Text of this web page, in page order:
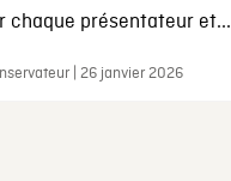
chaque présentateur et...
| 26 janvier 2026